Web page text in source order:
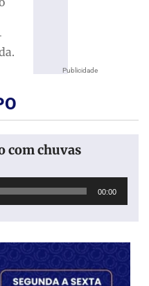
Publicidade
com chuvas
00:00